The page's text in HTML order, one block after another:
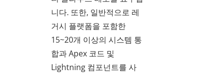
니다. 또한, 일반적으로 레
거시 플랫폼을 포함한
15~20개 이상의 시스템 통
합과 Apex 코드 및
Lightning 컴포넌트를 사